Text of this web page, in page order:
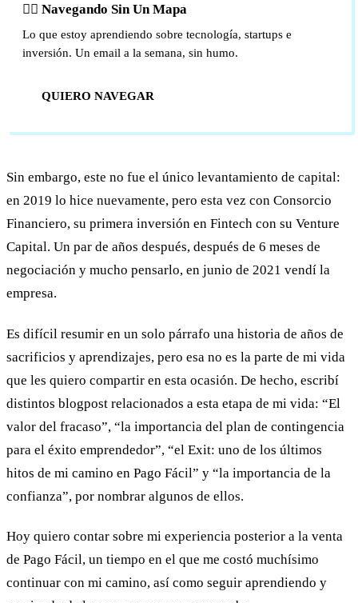
🏴‍☠️ Navegando Sin Un Mapa
Lo que estoy aprendiendo sobre tecnología, startups e
inversión. Un email a la semana, sin humo.
QUIERO NAVEGAR
Sin embargo, este no fue el único levantamiento de capital:
en 2019 lo hice nuevamente, pero esta vez con Consorcio
Financiero, su primera inversión en Fintech con su Venture
Capital. Un par de años después, después de 6 meses de
negociación y mucho pensarlo, en junio de 2021 vendí la
empresa.
Es difícil resumir en un solo párrafo una historia de años de
sacrificios y aprendizajes, pero esa no es la parte de mi vida
que les quiero compartir en esta ocasión. De hecho, escribí
distintos blogpost relacionados a esta etapa de mi vida: “El
valor del fracaso”, “la importancia del plan de contingencia
para el éxito emprendedor”, “el Exit: uno de los últimos
hitos de mi camino en Pago Fácil” y “la importancia de la
confianza”, por nombrar algunos de ellos.
Hoy quiero contar sobre mi experiencia posterior a la venta
de Pago Fácil, un tiempo en el que me costó muchísimo
continuar con mi camino, así como seguir aprendiendo y